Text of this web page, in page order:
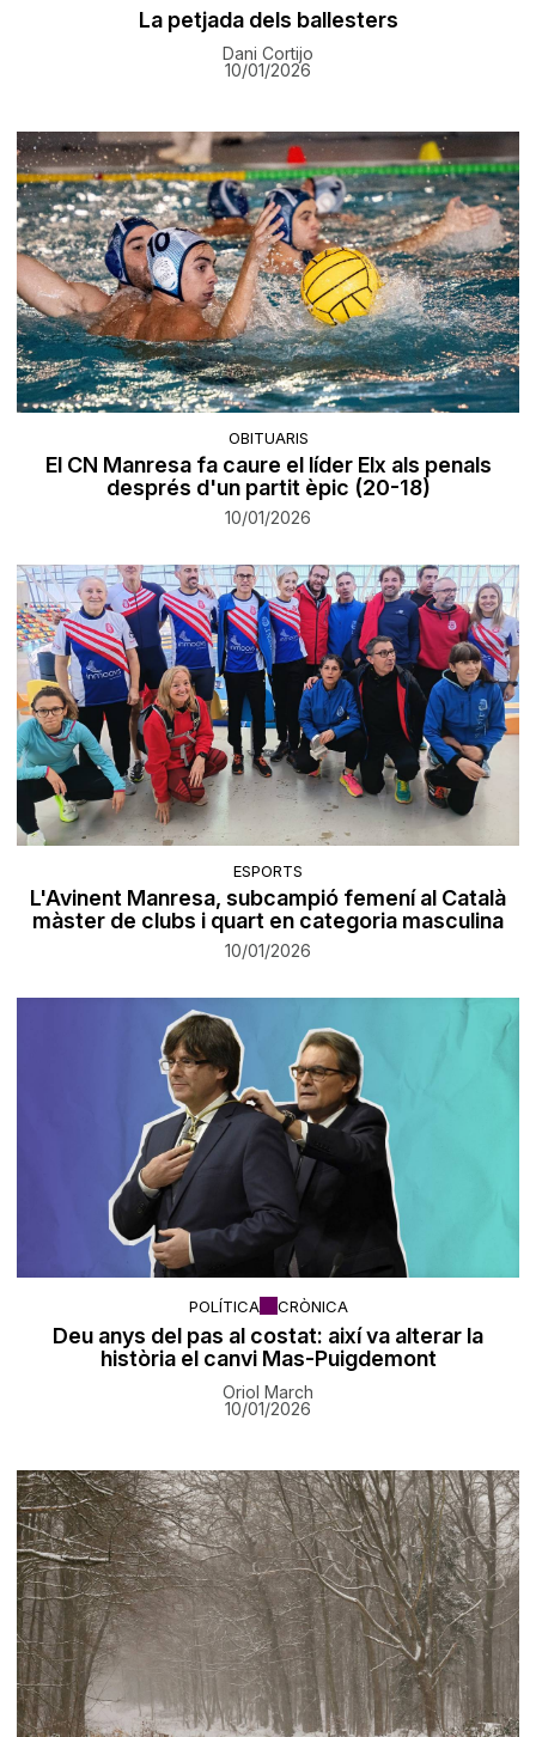
La petjada dels ballesters
Dani Cortijo
10/01/2026
OBITUARIS
El CN Manresa fa caure el líder Elx als penals
després d'un partit èpic (20-18)
10/01/2026
ESPORTS
L'Avinent Manresa, subcampió femení al Català
màster de clubs i quart en categoria masculina
10/01/2026
POLÍTICA CRÒNICA
Deu anys del pas al costat: així va alterar la
història el canvi Mas-Puigdemont
Oriol March
10/01/2026